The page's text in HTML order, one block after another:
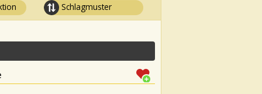
Schlagmuster